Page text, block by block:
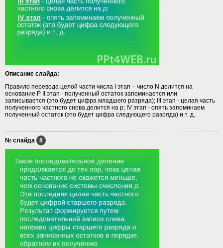
Описание слайда:
Правило перевода целой части числа I этап – число N делится на
основание P II этап - полученный остаток запоминается или
записывается (это будет цифра младшего разряда); III этап - целая часть
полученного частного снова делится на р; IV этап - опять запоминаем
полученный остаток (это будет цифра следующего разряда) и т. д.
№ слайда 8